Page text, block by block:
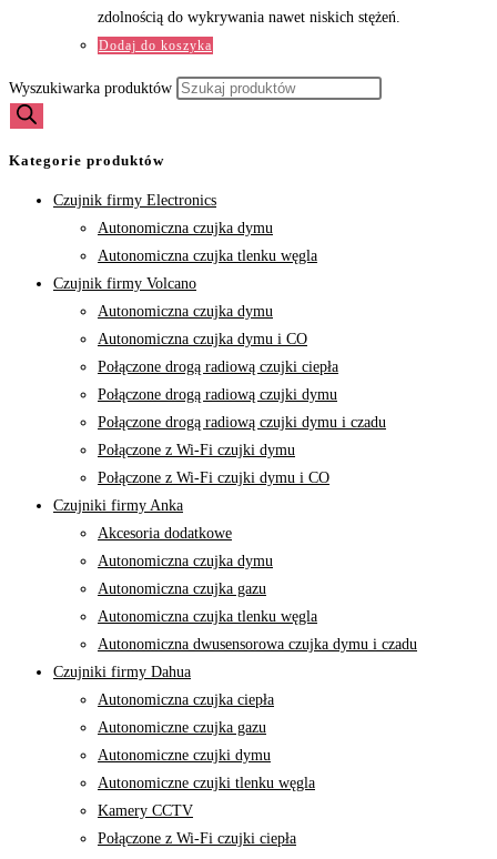
zdolnością do wykrywania nawet niskich stężeń.
Dodaj do koszyka
Wyszukiwarka produktów
Kategorie produktów
Czujnik firmy Electronics
Autonomiczna czujka dymu
Autonomiczna czujka tlenku węgla
Czujnik firmy Volcano
Autonomiczna czujka dymu
Autonomiczna czujka dymu i CO
Połączone drogą radiową czujki ciepła
Połączone drogą radiową czujki dymu
Połączone drogą radiową czujki dymu i czadu
Połączone z Wi-Fi czujki dymu
Połączone z Wi-Fi czujki dymu i CO
Czujniki firmy Anka
Akcesoria dodatkowe
Autonomiczna czujka dymu
Autonomiczna czujka gazu
Autonomiczna czujka tlenku węgla
Autonomiczna dwusensorowa czujka dymu i czadu
Czujniki firmy Dahua
Autonomiczna czujka ciepła
Autonomiczne czujka gazu
Autonomiczne czujki dymu
Autonomiczne czujki tlenku węgla
Kamery CCTV
Połączone z Wi-Fi czujki ciepła